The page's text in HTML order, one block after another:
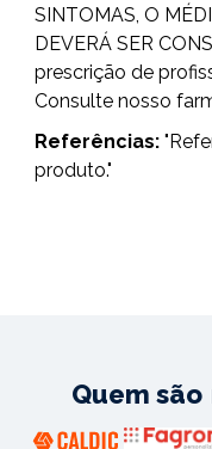
SINTOMAS, O
DEVERÁ SER
prescrição de
Consulte nosso
Referências:
produto."
Quem são